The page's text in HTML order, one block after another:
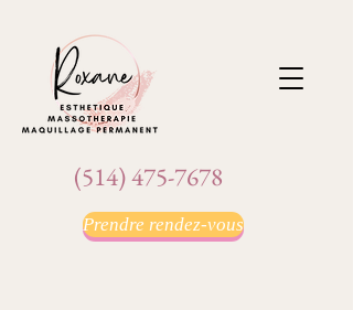
(514) 475-7678
Prendre rendez-vous